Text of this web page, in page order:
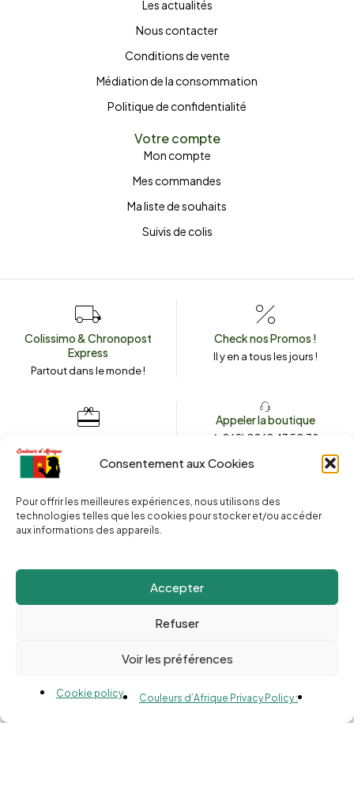
Consentement aux Cookies
Pour offrir les meilleures expériences, nous utilisons des
technologies telles que les cookies pour stocker et/ou accéder
aux informations des appareils.
Accepter
Refuser
Voir les préférences
Cookie policy Couleurs d’Afrique Privacy Policy :
Les actualités
Nous contacter
Conditions de vente
Médiation de la consommation
Politique de confidentialité
Votre compte
Mon compte
Mes commandes
Ma liste de souhaits
Suivis de colis
Colissimo & Chronopost
Express
Partout dans le monde !
Check nos Promos !
Il y en a tous les jours !
couleursdafrique974.com
Appeler la boutique
(+262) 0262 43 50 38
2025 © Copyright Couleurs d’Afrique 974 . Tous droits réservés.